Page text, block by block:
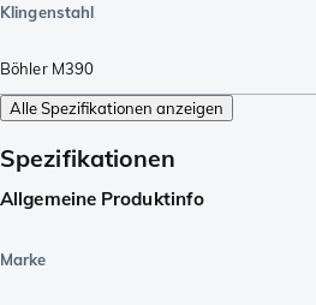
Klingenstahl
Böhler M390
Alle Spezifikationen anzeigen
Spezifikationen
Allgemeine Produktinfo
Marke